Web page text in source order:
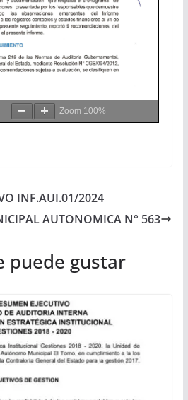
Zoom 100%
INF.AUI.01/2024
AUTONOMICA N° 563
puede gustar